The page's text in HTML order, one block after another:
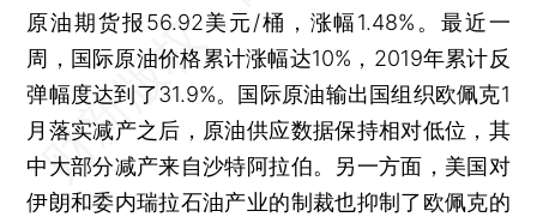
原油期货报56.92美元/桶，涨幅1.48%。最近一
周，国际原油价格累计涨幅达10%，2019年累计反
弹幅度达到了31.9%。国际原油输出国组织欧佩克1
月落实减产之后，原油供应数据保持相对低位，其
中大部分减产来自沙特阿拉伯。另一方面，美国对
伊朗和委内瑞拉石油产业的制裁也抑制了欧佩克的